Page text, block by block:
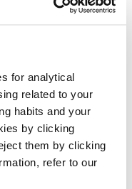
for analytical
related to your
habits and your
by clicking
them by clicking
refer to our
para o
individual